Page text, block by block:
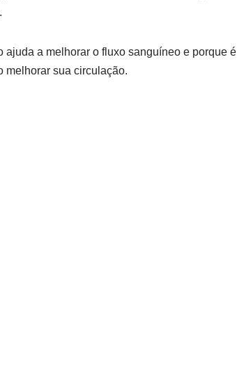
ajuda a melhorar o fluxo sanguíneo e porque é
melhorar sua circulação.